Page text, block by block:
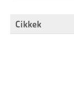
Cikkek